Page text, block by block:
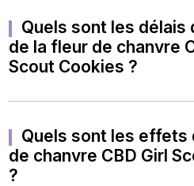
Quels sont les délais
de la fleur de chanvre
Scout Cookies ?
Quels sont les effets
de chanvre CBD Girl
?